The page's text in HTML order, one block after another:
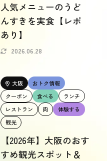
人気メニューのうど
んすきを実食【レポ
あり】
2026.06.28
大阪
おトク情報
クーポン
食べる
ランチ
レストラン
肉
体験する
観光
【2026年】大阪のおす
すめ観光スポット＆